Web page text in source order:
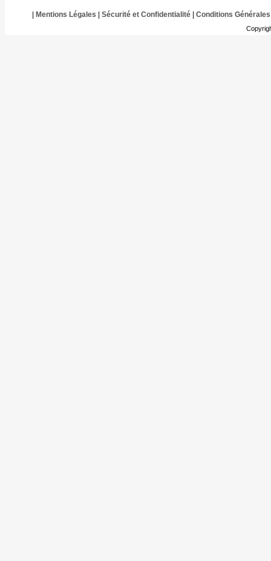
Mentions Légales Sécurité et Confidentialité| Conditions Générales